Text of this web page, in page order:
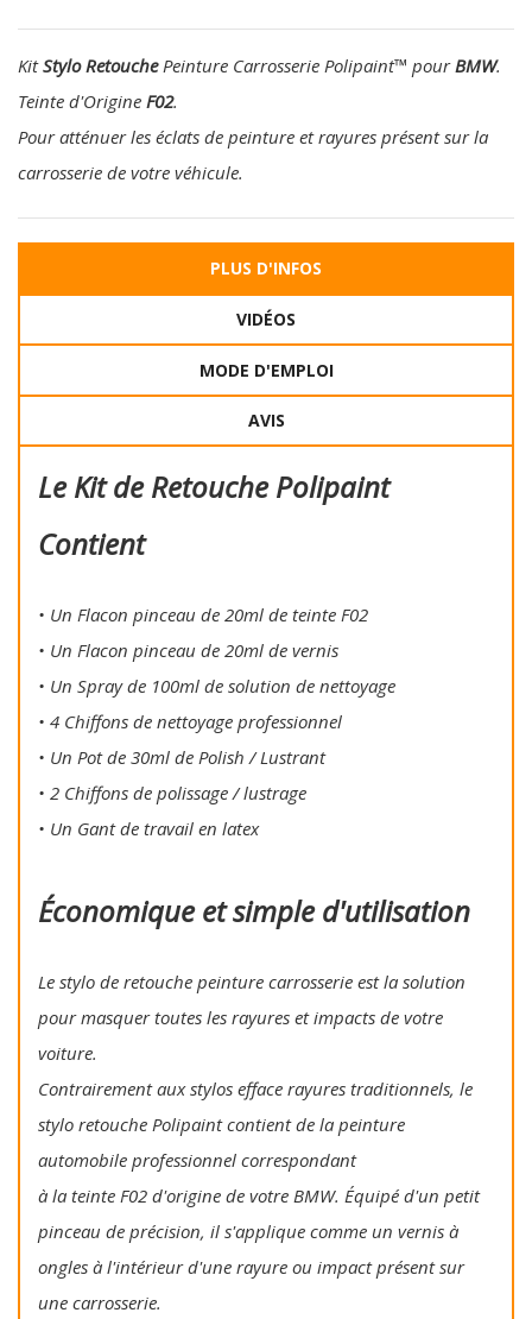
KitStylo RetouchePeinture Carrosserie Polipaint™ pourBMW.
Teinte d'Origine F02.
Pour atténuer les éclats de peinture et rayures présent sur la
carrosserie de votre véhicule.
PLUS D'INFOS
VIDÉOS
MODE D'EMPLOI
AVIS
Le Kit de Retouche Polipaint
Contient
• Un Flacon pinceau de 20ml de teinte F02
• Un Flacon pinceau de 20ml de vernis
• Un Spray de 100ml de solution de nettoyage
• 4 Chiffons de nettoyage professionnel
• Un Pot de 30ml de Polish / Lustrant
• 2 Chiffons de polissage / lustrage
• Un Gant de travail en latex
Économique et simple d'utilisation
Le stylo de retouche peinture carrosserie est la solution
pour masquer toutes les rayures et impacts de votre
voiture.
Contrairement aux stylos efface rayures traditionnels, le
stylo retouche Polipaint contient de la peinture
automobile professionnel correspondant
à la teinte F02 d'origine de votre BMW. Équipé d'un petit
pinceau de précision, il s'applique comme un vernis à
ongles à l'intérieur d'une rayure ou impact présent sur
une carrosserie.